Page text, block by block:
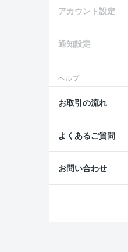
アカウント設定
通知設定
ヘルプ
お取引の流れ
よくあるご質問
お問い合わせ